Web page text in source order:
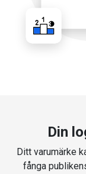
Din
Ditt varumärke
fånga